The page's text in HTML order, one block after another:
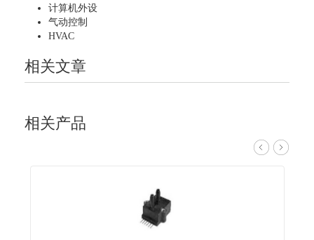
计算机外设
气动控制
HVAC
相关文章
相关产品